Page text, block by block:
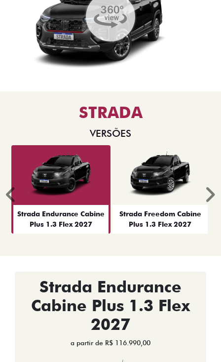
STRADA
VERSÕES
Strada Endurance Cabine
Plus 1.3 Flex 2027
Strada Freedom Cabine
Plus 1.3 Flex 2027
Anterior
Strada Endurance
Cabine Plus 1.3 Flex
2027
a partir de R$ 116.990,00